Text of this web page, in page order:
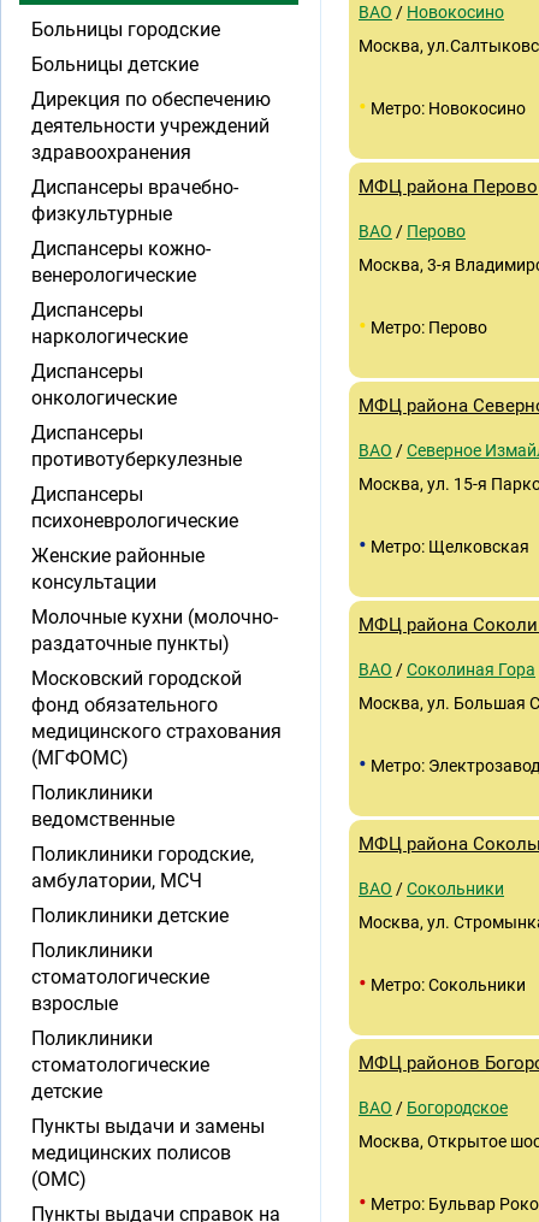
ВАО / Новокосино
Москва,
• Метро: Новокосино
МФЦ района Перово
ВАО / Перово
Москва, 3-я
• Метро: Перово
МФЦ района
ВАО /Северное
Москва, ул. 15-я
• Метро: Щелковская
МФЦ района
ВАО /Соколиная Гора
Москва, ул. Большая
• Метро:
МФЦ района
ВАО /Сокольники
Москва, ул.
• Метро: Сокольники
МФЦ районов
ВАО / Богородское
Москва, Открытое
• Метро: Бульвар
Больницы городские
Больницы детские
Дирекция по обеспечению
деятельности учреждений
здравоохранения
Диспансеры врачебно-
физкультурные
Диспансеры кожно-
венерологические
Диспансеры
наркологические
Диспансеры
онкологические
Диспансеры
противотуберкулезные
Диспансеры
психоневрологические
Женские районные
консультации
Молочные кухни (молочно-
раздаточные пункты)
Московский городской
фонд обязательного
медицинского страхования
(МГФОМС)
Поликлиники
ведомственные
Поликлиники городские,
амбулатории, МСЧ
Поликлиники детские
Поликлиники
стоматологические
взрослые
Поликлиники
стоматологические
детские
Пункты выдачи и замены
медицинских полисов
(ОМС)
Пункты выдачи справок на